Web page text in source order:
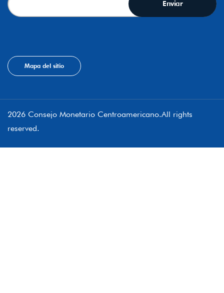
Mapa del sitio
2026 Consejo Monetario Centroamericano.All rights
reserved.